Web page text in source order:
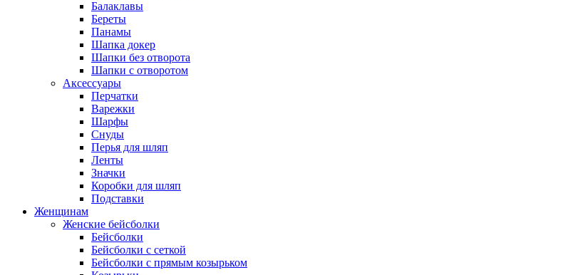
Балаклавы
Береты
Панамы
Шапка докер
Шапки без отворота
Шапки с отворотом
Аксессуары
Перчатки
Варежки
Шарфы
Снуды
Перья для шляп
Ленты
Значки
Коробки для шляп
Подставки
Женщинам
Женские бейсболки
Бейсболки
Бейсболки с сеткой
Бейсболки с прямым козырьком